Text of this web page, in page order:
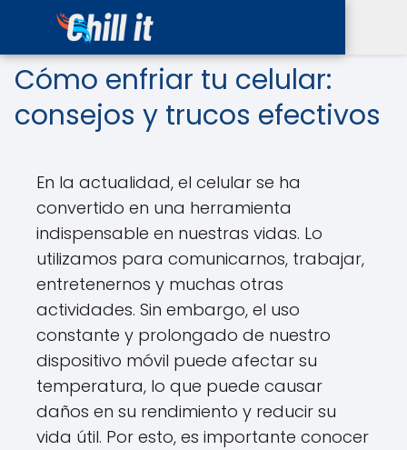
Cómo enfriar tu celular:
consejos y trucos efectivos
En la actualidad, el celular se ha
convertido en una herramienta
indispensable en nuestras vidas. Lo
utilizamos para comunicarnos, trabajar,
entretenernos y muchas otras
actividades. Sin embargo, el uso
constante y prolongado de nuestro
dispositivo móvil puede afectar su
temperatura, lo que puede causar
daños en su rendimiento y reducir su
vida útil. Por esto, es importante conocer